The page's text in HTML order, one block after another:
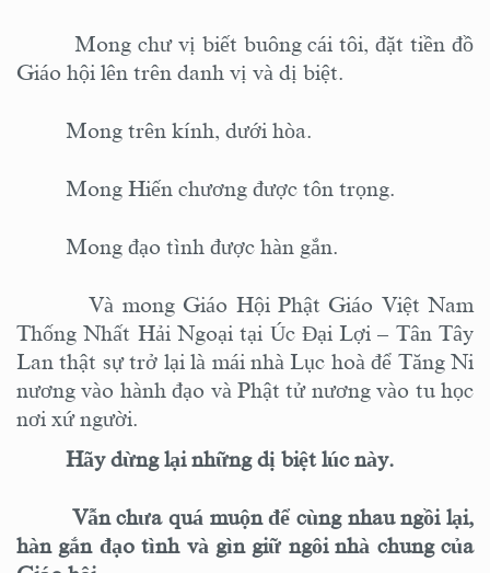
Mong chư vị biết buông cái tôi, đặt tiền đồ
Giáo hội lên trên danh vị và dị biệt.
Mong trên kính, dưới hòa.
Mong Hiến chương được tôn trọng.
Mong đạo tình được hàn gắn.
Và mong Giáo Hội Phật Giáo Việt Nam
Thống Nhất Hải Ngoại tại Úc Đại Lợi – Tân Tây
Lan thật sự trở lại là mái nhà Lục hoà để Tăng Ni
nương vào hành đạo và Phật tử nương vào tu học
nơi xứ người.
Hãy dừng lại những dị biệt lúc này.
Vẫn chưa quá muộn để cùng nhau ngồi lại,
hàn gắn đạo tình và gìn giữ ngôi nhà chung của